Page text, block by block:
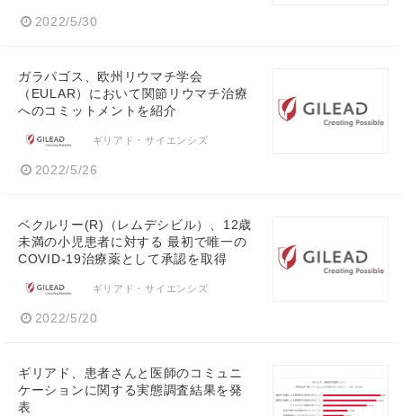
2022/5/30
ガラパゴス、欧州リウマチ学会
（EULAR）において関節リウマチ治療
へのコミットメントを紹介
ギリアド・サイエンシズ
2022/5/26
ベクルリー(R)（レムデシビル）、12歳
未満の小児患者に対する 最初で唯一の
COVID-19治療薬として承認を取得
ギリアド・サイエンシズ
2022/5/20
ギリアド、患者さんと医師のコミュニ
ケーションに関する実態調査結果を発
表